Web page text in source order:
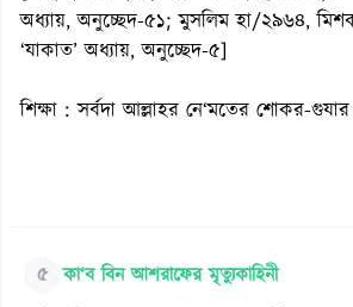
অধ্যায়, অনুচ্ছেদ-৫১; মুসলিম হা/২৯৬৪,
‘যাকাত’ অধ্যায়, অনুচ্ছেদ-৫]
শিক্ষা : সর্বদা আল্লাহর নে‘মতের শোকর-
৫ কা‘ব বিন আশরাফের মৃত্যুকাহিনী